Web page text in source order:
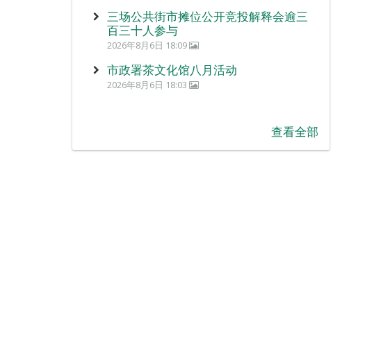
三场公共街市摊位公开竞投解释会逾三
百三十人参与
2026年8月6日 18:09
市政署茶文化馆八月活动
2026年8月6日 18:03
查看全部